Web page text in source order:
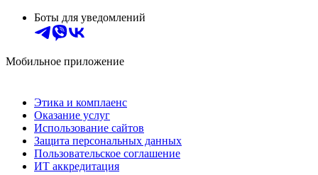
Боты для уведомлений
Мобильное приложение
Этика и комплаенс
Оказание услуг
Использование сайтов
Защита персональных данных
Пользовательское соглашение
ИТ аккредитация